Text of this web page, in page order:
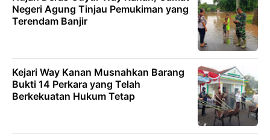
Negeri Agung Tinjau Pemukiman yang
Terendam Banjir
Kejari Way Kanan Musnahkan Barang
Bukti 14 Perkara yang Telah
Berkekuatan Hukum Tetap